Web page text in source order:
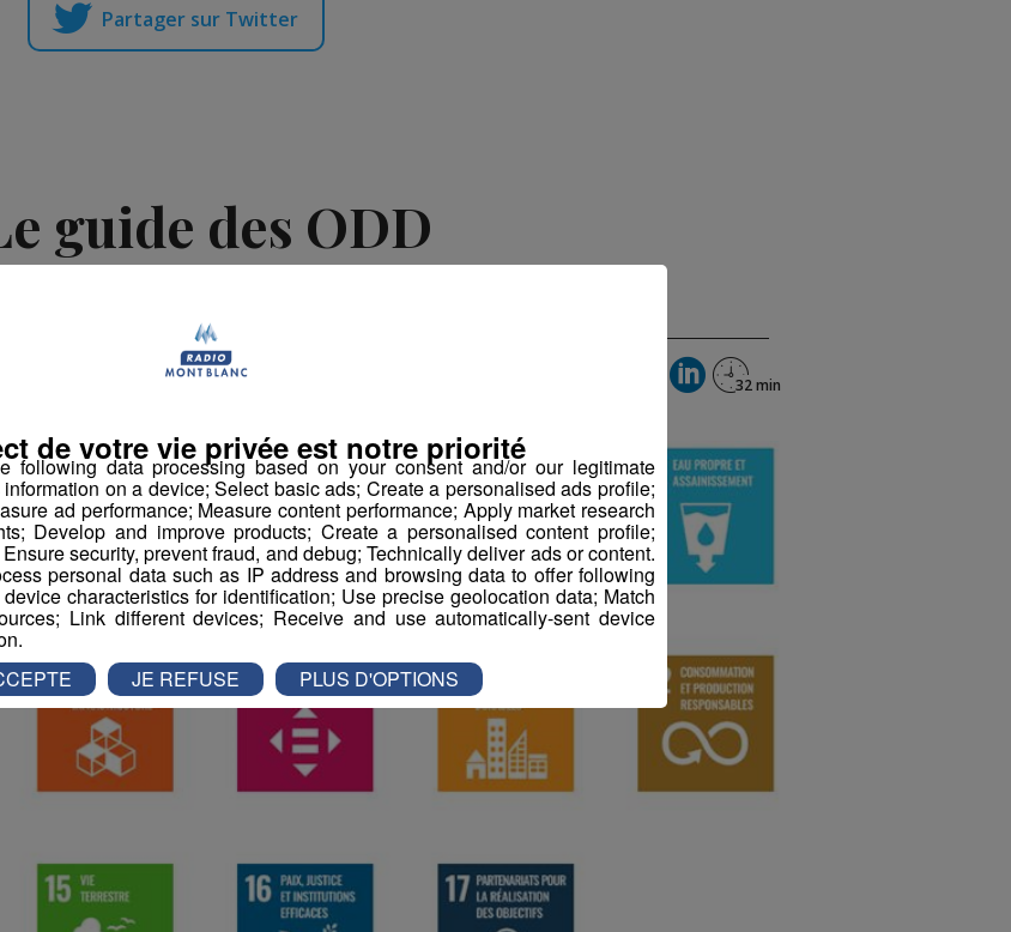
Partager sur Twitter
guide des ODD
following data processing based on your consent and/or our legitimate
on a device; Select basic ads; Create a personalised ads profile;
ad performance; Measure content performance; Apply market research
Develop and improve products; Create a personalised content profile;
security, prevent fraud, and debug; Technically deliver ads or content.
personal data such as IP address and browsing data to offer following
characteristics for identification; Use precise geolocation data; Match
Link different devices; Receive and use automatically-sent device
de votre vie privée est notre priorité
JE REFUSE PLUS D'OPTIONS